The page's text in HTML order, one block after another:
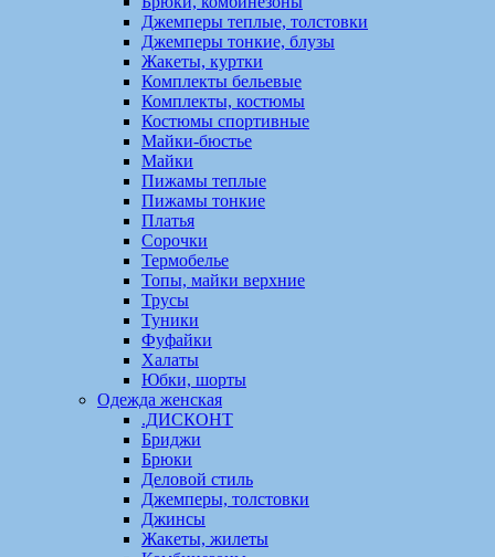
Джемперы теплые, толстовки
Джемперы тонкие, блузы
Жакеты, куртки
Комплекты бельевые
Комплекты, костюмы
Костюмы спортивные
Майки-бюстье
Майки
Пижамы теплые
Пижамы тонкие
Платья
Сорочки
Термобелье
Топы, майки верхние
Трусы
Туники
Фуфайки
Халаты
Юбки, шорты
Одежда женская
.ДИСКОНТ
Бриджи
Брюки
Деловой стиль
Джемперы, толстовки
Джинсы
Жакеты, жилеты